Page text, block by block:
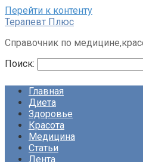
Перейти к контенту
Терапевт Плюс
Справочник по
Поиск:
Главная
Диета
Здоровье
Красота
Медицина
Статьи
Лента